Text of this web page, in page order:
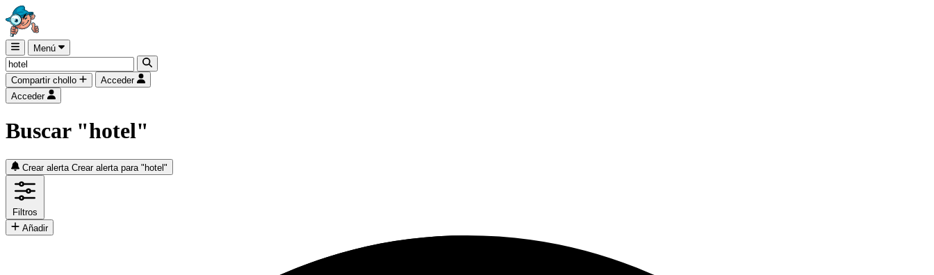
Menú
Compartir chollo
Acceder
Acceder
Buscar "hotel"
Crear alerta Crear alerta para "hotel"
Filtros
Añadir